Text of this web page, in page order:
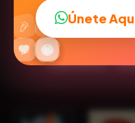
30stickers
Expresiones
😎
😂
🔥
💬
❤️ ✨
🤩
😜
🎉 👍 Únete